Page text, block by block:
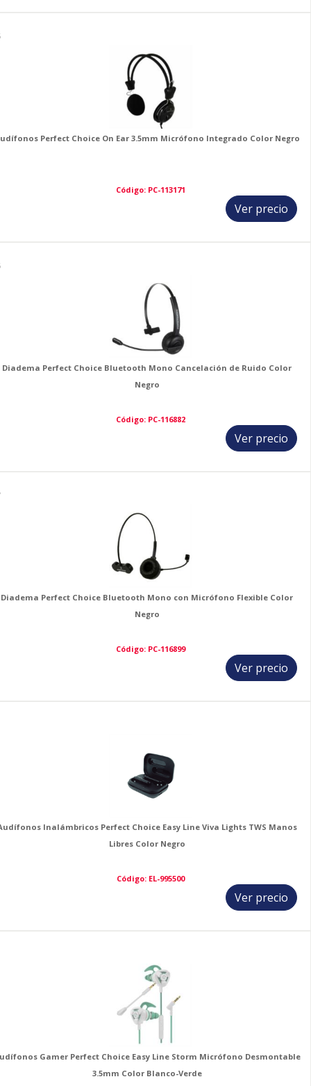
Perfect Choice On Ear 3.5mm Micrófono Integrado Color Negro
Código: PC-113171
Ver precio
Diadema Perfect Choice Bluetooth Mono Cancelación de Ruido Color
Negro
Código: PC-116882
Ver precio
Diadema Perfect Choice Bluetooth Mono con Micrófono Flexible Color
Negro
Código: PC-116899
Ver precio
Inalámbricos Perfect Choice Easy Line Viva Lights TWS Manos
Libres Color Negro
Código: EL-995500
Ver precio
Gamer Perfect Choice Easy Line Storm Micrófono Desmontable
3.5mm Color Blanco-Verde